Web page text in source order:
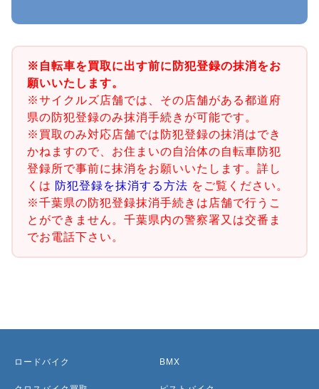
※自転車を買取に出す前に防犯登録の抹消をお
願いいたします。
※サイクルズ店舗では、その店舗がある都道府
県の防犯登録のみ抹消手続きが可能です。
※買取のみ対応店舗では防犯登録の抹消はでき
かねますので、お住まいの自治体の自転車防犯
登録所で事前に抹消をお願いいたします。詳し
くは 防犯登録を抹消する方法 をご覧ください。
※千葉県の防犯登録抹消手続きは店舗で行うこ
とができません。千葉県内の警察署又は交番ま
でお電話下さい。
ロードバイク BMX